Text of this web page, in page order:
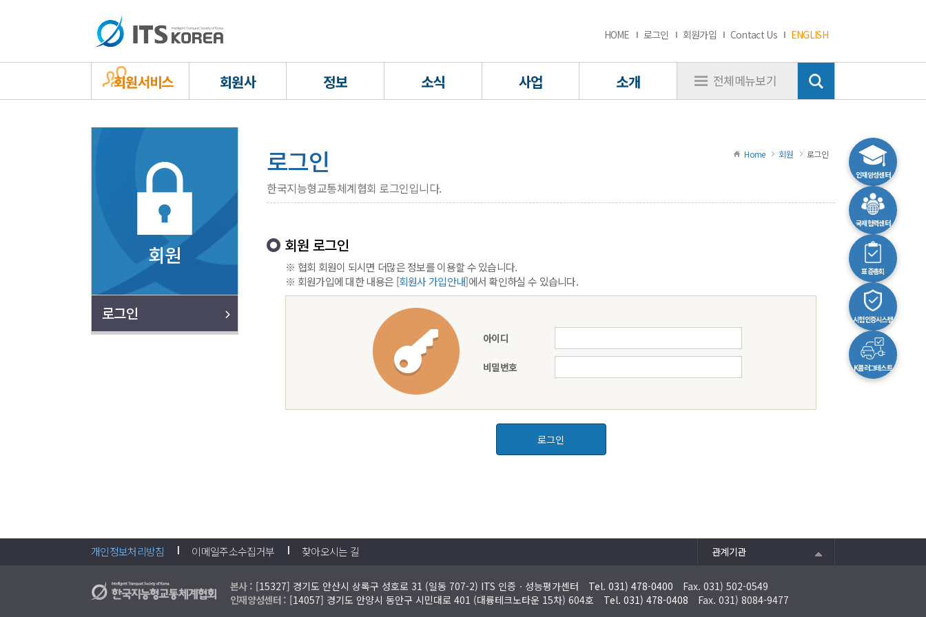
HOME 로그인 회원가입 Contact Us ENGLISH
회원서비스 회원사 정보 소식 사업 소개 전체메뉴보기
회원
로그인
Home 회원 로그인
로그인
한국지능형교통체계협회 로그인입니다.
회원 로그인
※ 협회 회원이 되시면 더많은 정보를 이용할 수 있습니다.
※ 회원가입에 대한 내용은 [회원사 가입안내]에서 확인하실 수 있습니다.
아이디
비밀번호
로그인
개인정보처리방침 이메일주소수집거부 찾아오시는 길 관계기관
본사 : [15327] 경기도 안산시 상록구 성호로 31 (일동 707-2) ITS 인증ㆍ성능평가센터 Tel. 031) 478-0400
Fax. 031) 502-0549
인재양성센터 : [14057] 경기도 안양시 동안구 시민대로 401 (대륭테크노타운 15차) 604호 Tel. 031) 478-0408 Fax. 031) 8084-9477
인재양성센터
국제협력센터
표준총회
시험인증시스템
K플러그테스트